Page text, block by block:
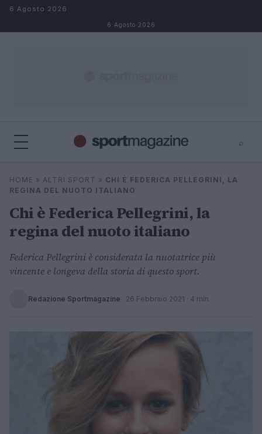
Salta al contenuto
6 Agosto 2026
6 Agosto 2026
⌕
Cerca
⌕
HOME » ALTRI SPORT » CHI È FEDERICA PELLEGRINI, LA
REGINA DEL NUOTO ITALIANO
Chi è Federica Pellegrini, la
regina del nuoto italiano
Federica Pellegrini è considerata la nuotatrice più
vincente e longeva della storia di questo sport.
Redazione Sportmagazine · 26 Febbraio 2021 · 4 min